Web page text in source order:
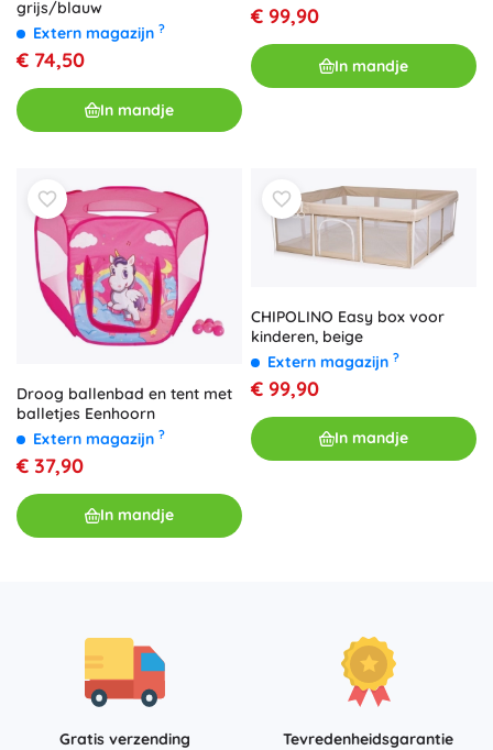
grijs/blauw
Extern magazijn ?
€ 74,50
In mandje
€ 99,90
In mandje
Droog ballenbad en tent met
balletjes Eenhoorn
Extern magazijn ?
€ 37,90
In mandje
CHIPOLINO Easy box voor
kinderen, beige
Extern magazijn ?
€ 99,90
In mandje
Gratis verzending
Tevredenheidsgarantie